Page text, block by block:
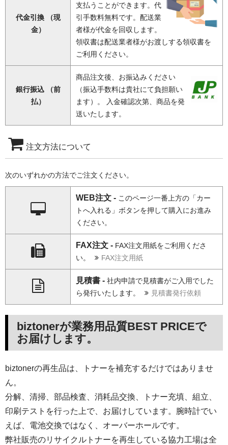
代金引換 （現
金）
支払うことができます。代
引手数料無料です。配送業
者様が代金を回収します。
領収書は配送業者様がお渡しする領収書を
ご利用ください。
銀行振込 （前
払）
商品注文後、お振込みください
（振込手数料は貴社にて負担願い
ます）。 入金確認次第、商品を発
送いたします。
注文方法について
次のいずれかの方法でご注文ください。
WEB注文 - このページ一番上方の「カー
トへ入れる」ボタンを押して購入にお進み
ください。
FAX注文 - FAX注文用紙をご利用くださ
い。
FAX注文用紙
見積書 - 社内申請で見積書がご入用でした
ら発行いたします。
見積書発行依頼
biztonerが業務用品質BEST PRICEで
お届けします。
biztonerの再生品は、トナーを補充するだけではありませ
ん。
分解、清掃、部品検査、消耗品交換、トナー充填、組立、
印刷テストを行った上で、お届けしています。腕時計でい
えば、電池交換ではなく、オーバーホールです。
弊社販売のリサイクルトナーを再生している協力工場は全